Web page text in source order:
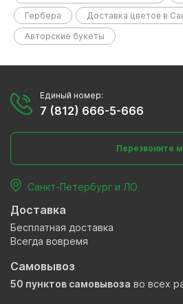
Гербера
Доставка цветов в
Авторские букеты
Единый номер:
7 (812) 666-5-666
Перезвоните
Санкт-Петербург и ЛО
Доставка
Бесплатная доставка
Всегда вовремя
Самовывоз
50 пунктов самовывоза во всех